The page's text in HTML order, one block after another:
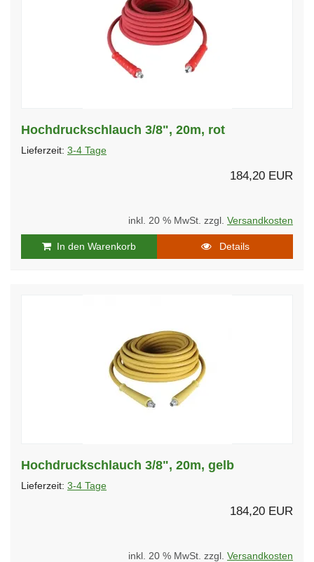
Hochdruckschlauch 3/8", 20m, rot
Lieferzeit: 3-4 Tage
184,20 EUR
inkl. 20 % MwSt. zzgl. Versandkosten
In den Warenkorb Details
Hochdruckschlauch 3/8", 20m, gelb
Lieferzeit: 3-4 Tage
184,20 EUR
inkl. 20 % MwSt. zzgl. Versandkosten